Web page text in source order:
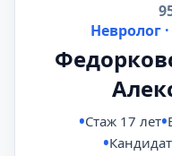
Невролог
Стаж 17 лет